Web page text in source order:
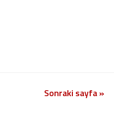
Sonraki sayfa »